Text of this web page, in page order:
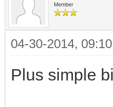
Member
04-30-2014,
Plus simple